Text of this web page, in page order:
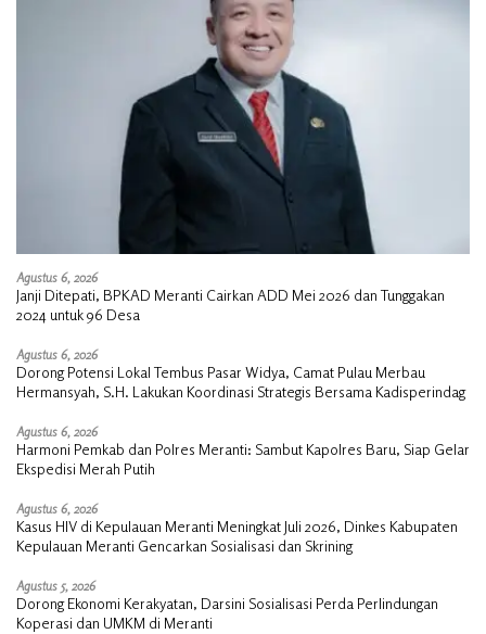
Agustus 6, 2026
Janji Ditepati, BPKAD Meranti Cairkan ADD Mei 2026 dan Tunggakan
2024 untuk 96 Desa
Agustus 6, 2026
Dorong Potensi Lokal Tembus Pasar Widya, Camat Pulau Merbau
Hermansyah, S.H. Lakukan Koordinasi Strategis Bersama Kadisperindag
Agustus 6, 2026
Harmoni Pemkab dan Polres Meranti: Sambut Kapolres Baru, Siap Gelar
Ekspedisi Merah Putih
Agustus 6, 2026
Kasus HIV di Kepulauan Meranti Meningkat Juli 2026, Dinkes Kabupaten
Kepulauan Meranti Gencarkan Sosialisasi dan Skrining
Agustus 5, 2026
Dorong Ekonomi Kerakyatan, Darsini Sosialisasi Perda Perlindungan
Koperasi dan UMKM di Meranti